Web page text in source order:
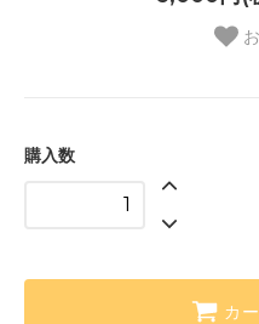
購入数
カ